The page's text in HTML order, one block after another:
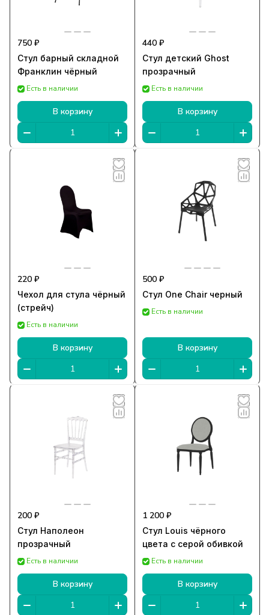
750 ₽
Стул барный складной
Франклин чёрный
Есть в наличии
В корзину
440 ₽
Стул детский Ghost
прозрачный
Есть в наличии
В корзину
220 ₽
Чехол для стула чёрный
(стрейч)
Есть в наличии
В корзину
500 ₽
Стул One Chair черный
Есть в наличии
В корзину
200 ₽
Стул Наполеон
прозрачный
Есть в наличии
В корзину
1 200 ₽
Стул Louis чёрного
цвета с серой обивкой
Есть в наличии
В корзину